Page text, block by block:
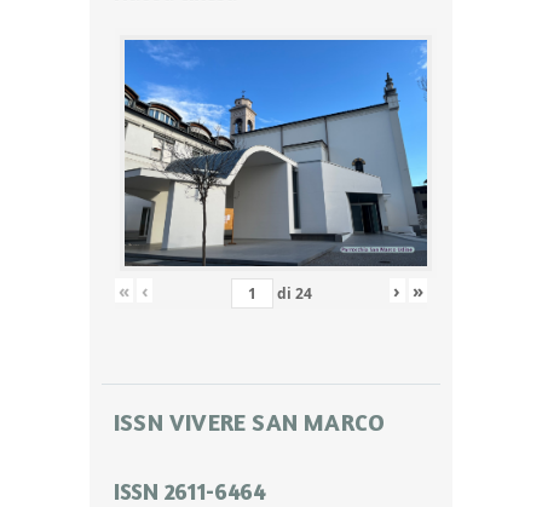
« ‹ di 24 › »
ISSN VIVERE SAN MARCO
ISSN 2611-6464